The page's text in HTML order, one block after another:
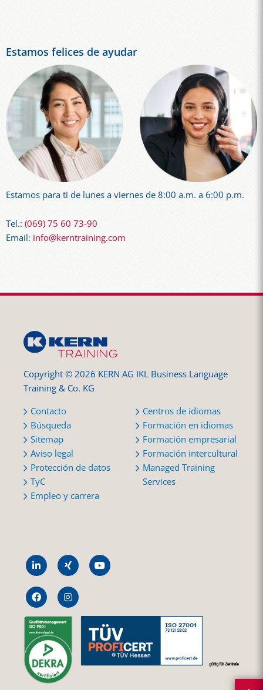
Estamos felices de ayudar
Estamos para ti de lunes a viernes de 8:00 a.m. a 6:00 p.m.
Tel.: (069) 75 60 73-90
Email: info@kerntraining.com
Copyright © 2026 KERN AG IKL Business Language
Training & Co. KG
Contacto
Búsqueda
Sitemap
Aviso legal
Protección de datos
TyC
Empleo y carrera
Centros de idiomas
Formación en idiomas
Formación empresarial
Formación intercultural
Managed Training
Services